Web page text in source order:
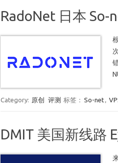
RadoNet 日本 So-
Category: 原创 评测 标签： So-net,
DMIT 美国新线路